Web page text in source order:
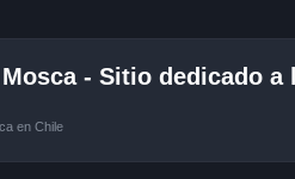
- Sitio dedicado a
en Chile